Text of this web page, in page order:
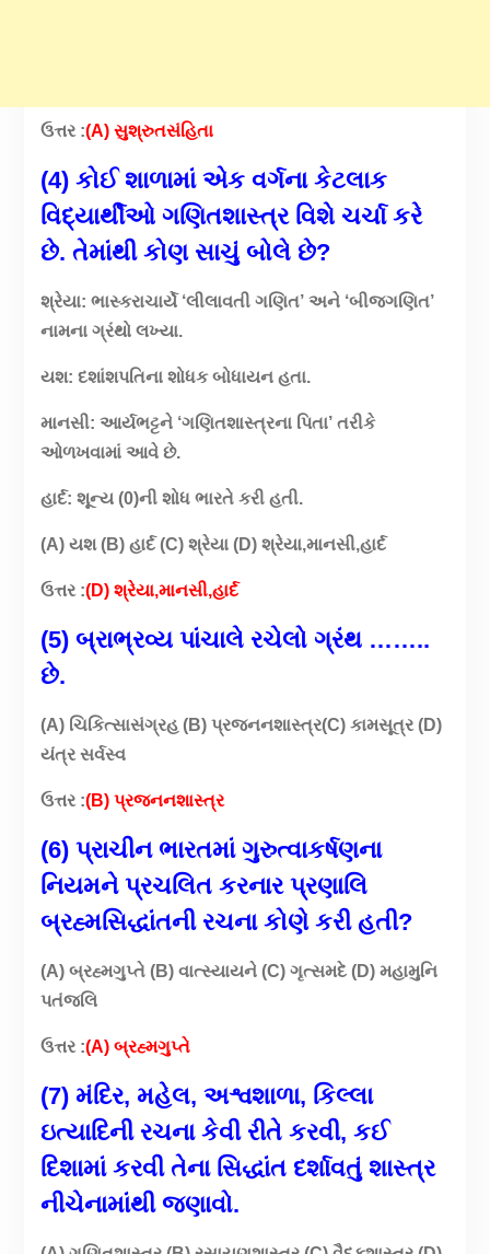
ઉત્તર :(A) સુશ્રુતસંહિતા
(4) કોઈ શાળામાં એક વર્ગના કેટલાક
વિદ્યાર્થીઓ ગણિતશાસ્ત્ર વિશે ચર્ચા કરે
છે. તેમાંથી કોણ સાચું બોલે છે?
શ્રેયા: ભાસ્કરાચાર્યે ‘લીલાવતી ગણિત’ અને ‘બીજગણિત’
નામના ગ્રંથો લખ્યા.
યશ: દશાંશપતિના શોધક બોધાયન હતા.
માનસી: આર્યભટ્ટને ‘ગણિતશાસ્ત્રના પિતા’ તરીકે
ઓળખવામાં આવે છે.
હાર્દ: શૂન્ય (0)ની શોધ ભારતે કરી હતી.
(A) યશ (B) હાર્દ (C) શ્રેયા (D) શ્રેયા,માનસી,હાર્દ
ઉત્તર :(D) શ્રેયા,માનસી,હાર્દ
(5) બ્રાભ્રવ્ય પાંચાલે રચેલો ગ્રંથ ……..
છે.
(A) ચિકિત્સાસંગ્રહ (B) પ્રજનનશાસ્ત્ર(C) કામસૂત્ર (D)
યંત્ર સર્વસ્વ
ઉત્તર :(B) પ્રજનનશાસ્ત્ર
(6) પ્રાચીન ભારતમાં ગુરુત્વાકર્ષણના
નિયમને પ્રચલિત કરનાર પ્રણાલિ
બ્રહ્મસિદ્ધાંતની રચના કોણે કરી હતી?
(A) બ્રહ્મગુપ્તે (B) વાત્સ્યાયને (C) ગૃત્સમદે (D) મહામુનિ
પતંજલિ
ઉત્તર :(A) બ્રહ્મગુપ્તે
(7) મંદિર, મહેલ, અશ્વશાળા, કિલ્લા
ઇત્યાદિની રચના કેવી રીતે કરવી, કઈ
દિશામાં કરવી તેના સિદ્ધાંત દર્શાવતું શાસ્ત્ર
નીચેનામાંથી જણાવો.